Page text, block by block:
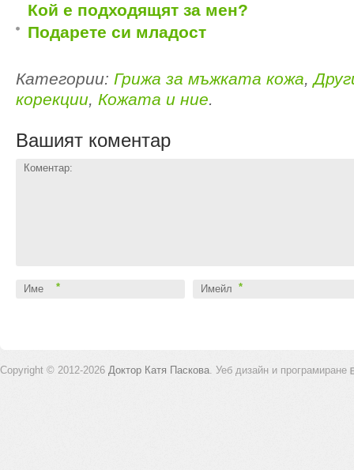
Кой е подходящят за мен?
Подарете си младост
Категории: Грижа за мъжката кожа,
корекции, Кожата и ние.
Вашият коментар
Коментар:
Име * Имейл *
Copyright © 2012-2026 Доктор Катя Паскова. Уеб дизайн и програмиране